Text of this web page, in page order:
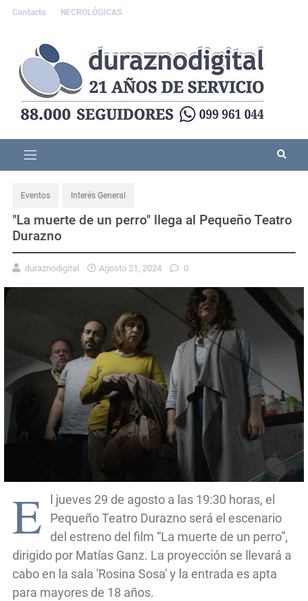
Contacto NECROLÓGICAS
Eventos Interés General
"La muerte de un perro" llega al Pequeño Teatro
Durazno
duraznodigital Agosto 21, 2024 0
E
l jueves 29 de agosto a las 19:30 horas, el
Pequeño Teatro Durazno será el escenario
del estreno del film “La muerte de un perro”,
dirigido por Matías Ganz. La proyección se llevará a
cabo en la sala 'Rosina Sosa' y la entrada es apta
para mayores de 18 años.